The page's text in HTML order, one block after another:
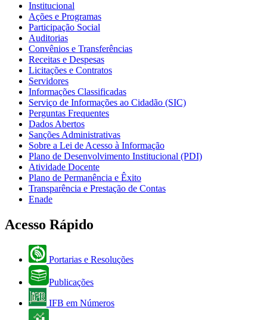
Institucional
Ações e Programas
Participação Social
Auditorias
Convênios e Transferências
Receitas e Despesas
Licitações e Contratos
Servidores
Informações Classificadas
Serviço de Informações ao Cidadão (SIC)
Perguntas Frequentes
Dados Abertos
Sanções Administrativas
Sobre a Lei de Acesso à Informação
Plano de Desenvolvimento Institucional (PDI)
Atividade Docente
Plano de Permanência e Êxito
Transparência e Prestação de Contas
Enade
Acesso Rápido
Portarias e Resoluções
Publicações
IFB em Números